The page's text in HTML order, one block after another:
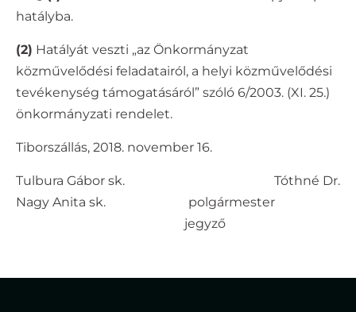
hatályba.
(2) Hatályát veszti „az Önkormányzat
közművelődési feladatairól, a helyi közművelődési
tevékenység támogatásáról” szóló 6/2003. (XI. 25.)
önkormányzati rendelet.
Tiborszállás, 2018. november 16.
Tulbura Gábor sk. Tóthné Dr.
Nagy Anita sk. polgármester
jegyző